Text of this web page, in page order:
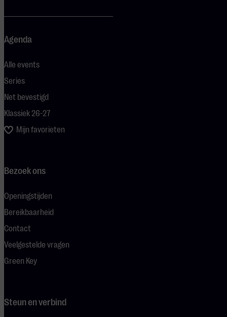
Agenda
Alle events
Series
Net bevestigd
Klassiek 26-27
Mijn favorieten
Bezoek ons
Openingstijden
Bereikbaarheid
Contact
Veelgestelde vragen
Green Key
Steun en verbind